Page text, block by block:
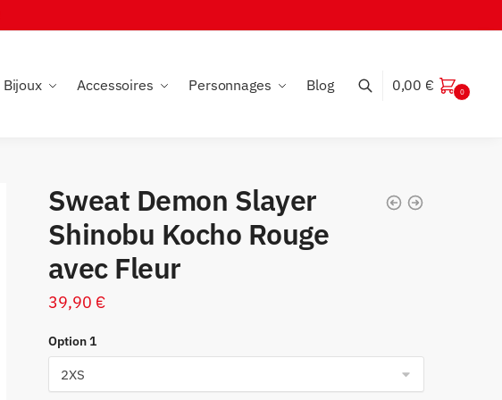
Bijoux Accessoires Personnages Blog 0,00 € 0
Sweat Demon Slayer
Shinobu Kocho Rouge
avec Fleur
39,90 €
Option 1